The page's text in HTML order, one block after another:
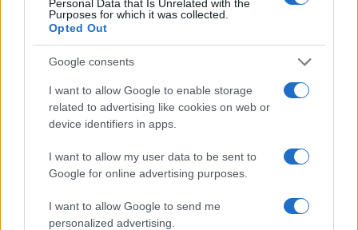
Personal Data that Is Unrelated with the
Purposes for which it was collected.
Opted Out
Google consents
I want to allow Google to enable storage
related to advertising like cookies on web or
device identifiers in apps.
I want to allow my user data to be sent to
Google for online advertising purposes.
I want to allow Google to send me
personalized advertising.
Previsão de preços para 2023
Encontro Preço Mínimo Máximo Média
% De
variação
mensal
Janeiro de
$
$ 1,44
Fevereiro
$
$ 1,60 1%
$
$ 1,58 6%